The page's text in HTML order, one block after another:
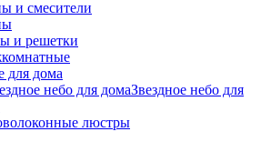
и смесители
и решетки
для дома
Звездное небо для
люстры